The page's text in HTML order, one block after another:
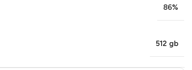
86%
512 gb